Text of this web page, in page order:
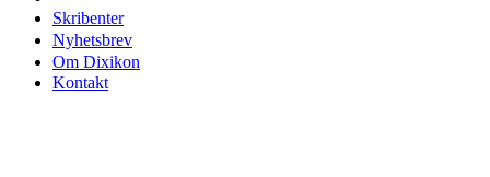
Skribenter
Nyhetsbrev
Om Dixikon
Kontakt